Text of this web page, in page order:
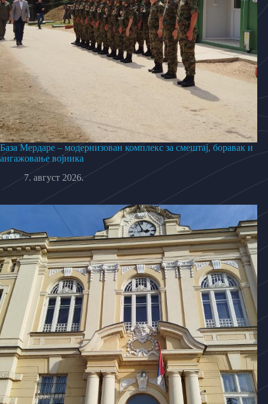
База Мердаре – модернизован комплекс за смештај, боравак и
ангажовање војника
7. август 2026.